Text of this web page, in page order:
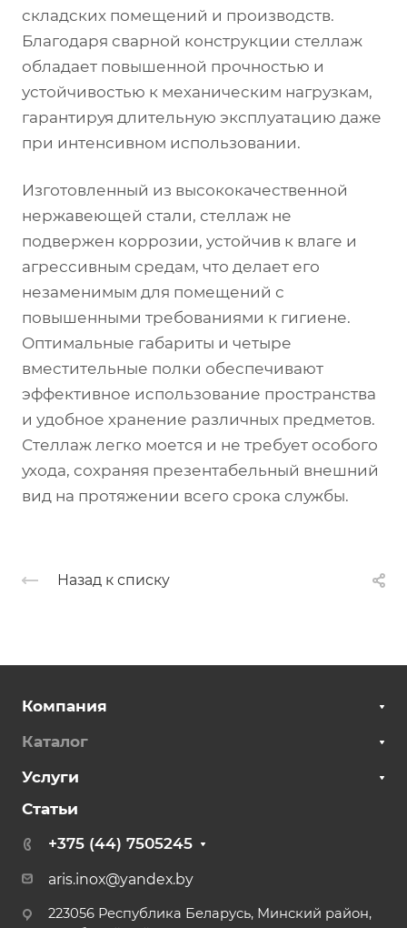
складских помещений и производств.
Благодаря сварной конструкции стеллаж
обладает повышенной прочностью и
устойчивостью к механическим нагрузкам,
гарантируя длительную эксплуатацию даже
при интенсивном использовании.
Изготовленный из высококачественной
нержавеющей стали, стеллаж не
подвержен коррозии, устойчив к влаге и
агрессивным средам, что делает его
незаменимым для помещений с
повышенными требованиями к гигиене.
Оптимальные габариты и четыре
вместительные полки обеспечивают
эффективное использование пространства
и удобное хранение различных предметов.
Стеллаж легко моется и не требует особого
ухода, сохраняя презентабельный внешний
вид на протяжении всего срока службы.
Назад к списку
Компания
Каталог
Услуги
Статьи
+375 (44) 7505245
aris.inox@yandex.by
223056 Республика Беларусь, Минский район,